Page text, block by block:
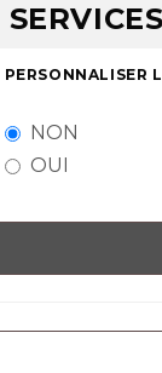
PERSONNALISER
NON
OUI